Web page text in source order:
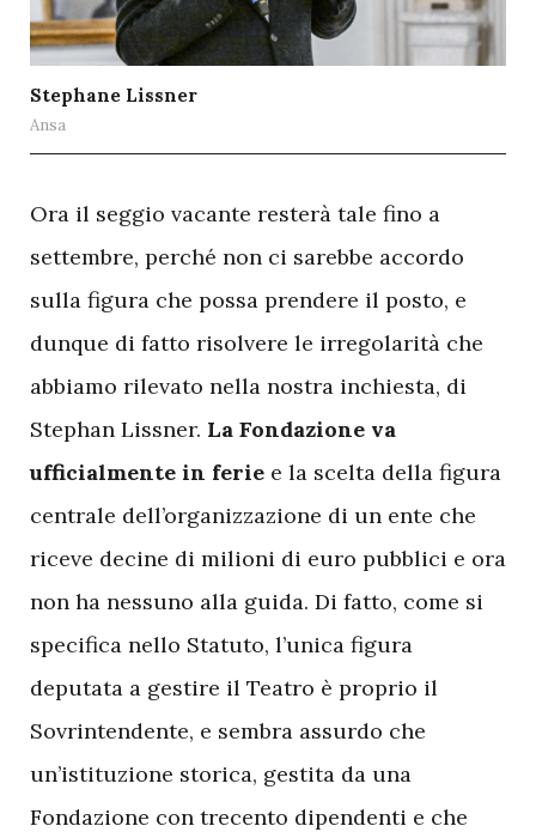
Stephane Lissner
Ansa
Ora il seggio vacante resterà tale fino a
settembre, perché non ci sarebbe accordo
sulla figura che possa prendere il posto, e
dunque di fatto risolvere le irregolarità che
abbiamo rilevato nella nostra inchiesta, di
Stephan Lissner. La Fondazione va
ufficialmente in ferie e la scelta della figura
centrale dell’organizzazione di un ente che
riceve decine di milioni di euro pubblici e ora
non ha nessuno alla guida. Di fatto, come si
specifica nello Statuto, l’unica figura
deputata a gestire il Teatro è proprio il
Sovrintendente, e sembra assurdo che
un’istituzione storica, gestita da una
Fondazione con trecento dipendenti e che